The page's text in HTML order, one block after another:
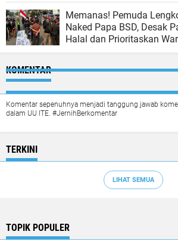
Memanas! Pemuda
Naked Papa BSD, Desak
Halal dan Prioritaskan
KOMENTAR
Komentar sepenuhnya menjadi tanggung jawab
dalam UU ITE. #JernihBerkomentar
TERKINI
LIHAT SEMUA
TOPIK POPULER